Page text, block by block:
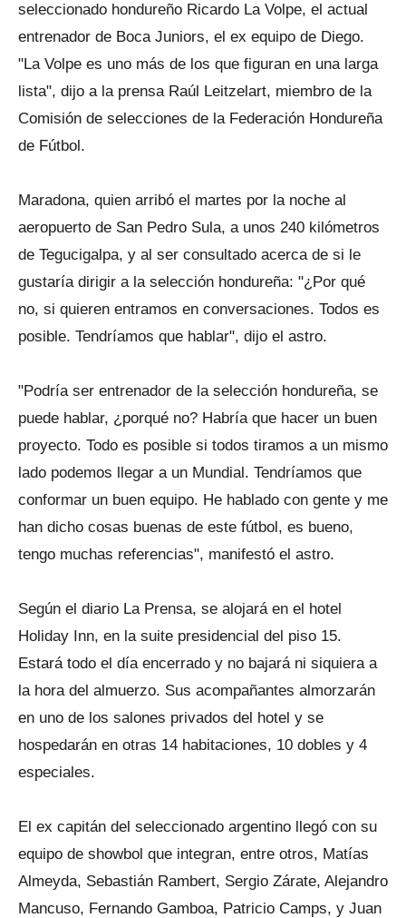
seleccionado hondureño Ricardo La Volpe, el actual
entrenador de Boca Juniors, el ex equipo de Diego.
"La Volpe es uno más de los que figuran en una larga
lista", dijo a la prensa Raúl Leitzelart, miembro de la
Comisión de selecciones de la Federación Hondureña
de Fútbol.
Maradona, quien arribó el martes por la noche al
aeropuerto de San Pedro Sula, a unos 240 kilómetros
de Tegucigalpa, y al ser consultado acerca de si le
gustaría dirigir a la selección hondureña: "¿Por qué
no, si quieren entramos en conversaciones. Todos es
posible. Tendríamos que hablar", dijo el astro.
"Podría ser entrenador de la selección hondureña, se
puede hablar, ¿porqué no? Habría que hacer un buen
proyecto. Todo es posible si todos tiramos a un mismo
lado podemos llegar a un Mundial. Tendríamos que
conformar un buen equipo. He hablado con gente y me
han dicho cosas buenas de este fútbol, es bueno,
tengo muchas referencias", manifestó el astro.
Según el diario La Prensa, se alojará en el hotel
Holiday Inn, en la suite presidencial del piso 15.
Estará todo el día encerrado y no bajará ni siquiera a
la hora del almuerzo. Sus acompañantes almorzarán
en uno de los salones privados del hotel y se
hospedarán en otras 14 habitaciones, 10 dobles y 4
especiales.
El ex capitán del seleccionado argentino llegó con su
equipo de showbol que integran, entre otros, Matías
Almeyda, Sebastián Rambert, Sergio Zárate, Alejandro
Mancuso, Fernando Gamboa, Patricio Camps, y Juan